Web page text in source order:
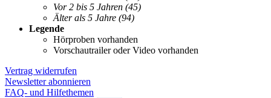
Vor 2 bis 5 Jahren (45)
Älter als 5 Jahre (94)
Legende
Hörproben vorhanden
Vorschautrailer oder Video vorhanden
Vertrag widerrufen
Newsletter abonnieren
FAQ- und Hilfethemen